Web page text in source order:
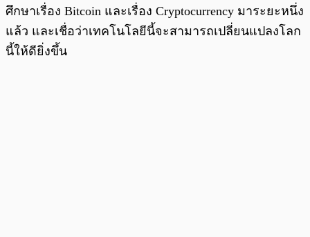
ศึกษาเรื่อง Bitcoin และเรื่อง Cryptocurrency มาระยะหนึ่ง
แล้ว และเชื่อว่าเทคโนโลยีนี้จะสามารถเปลี่ยนแปลงโลก
นี้ให้ดียิ่งขึ้น